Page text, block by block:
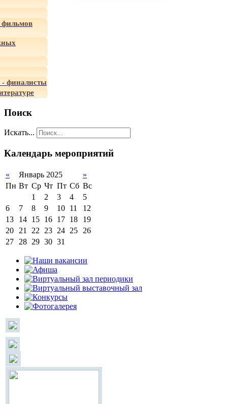
- финалисты
Поиск
Искать...
Календарь мероприятий
« Январь 2025
»
Пн Вт Ср Чт Пт Сб Вс
1
2 3 4
5
6
7 8 9 10 11
12
13
14 15 16 17 18
19
20
21 22 23 24 25
26
27
28 29 30 31